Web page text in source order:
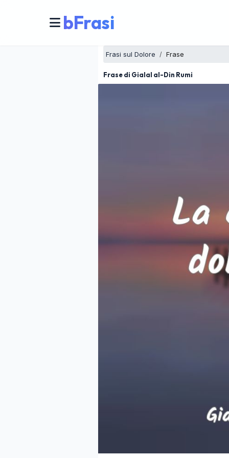
bFrasi
Frasi sul Dolore Frase
Frase di Gialal al-Din Rumi